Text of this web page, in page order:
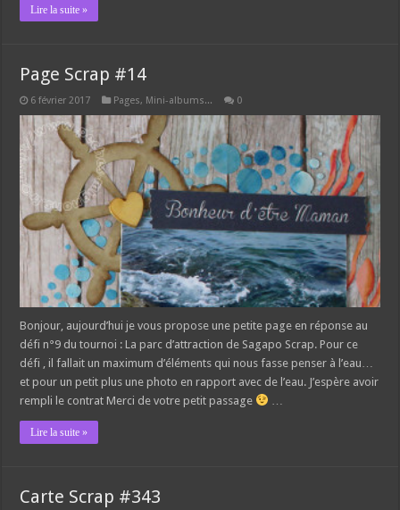
Lire la suite »
Page Scrap #14
6 février 2017 Pages, Mini-albums... 0
Bonjour, aujourd’hui je vous propose une petite page en réponse au
défi n°9 du tournoi : La parc d’attraction de Sagapo Scrap. Pour ce
défi , il fallait un maximum d’éléments qui nous fasse penser à l’eau…
et pour un petit plus une photo en rapport avec de l’eau. J’espère avoir
rempli le contrat Merci de votre petit passage
Lire la suite »
Carte Scrap #343